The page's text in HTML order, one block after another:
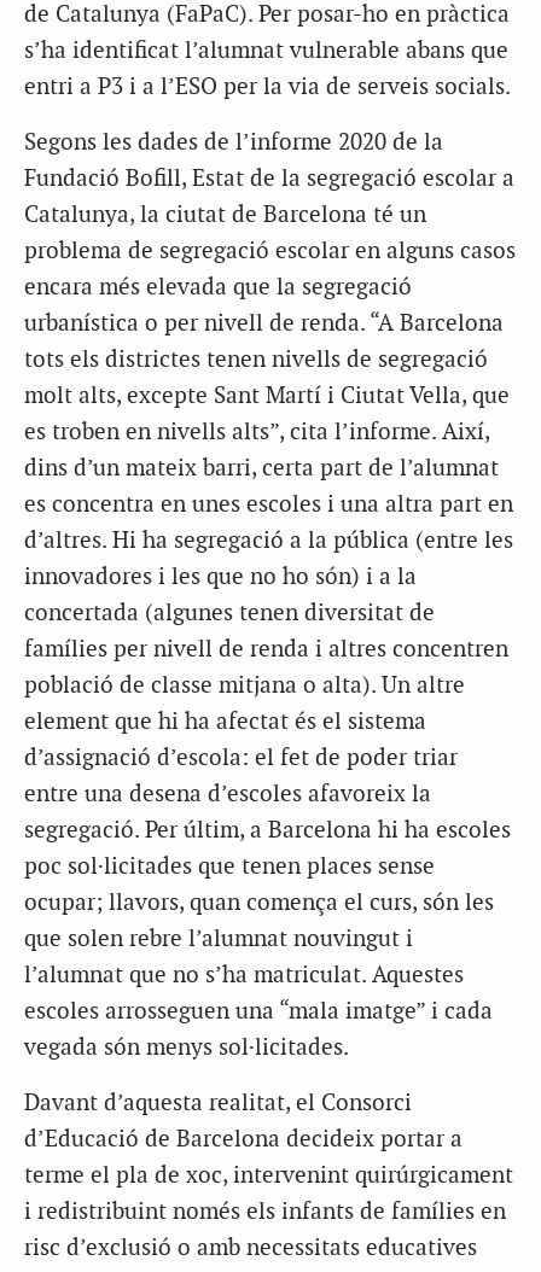
de Catalunya (FaPaC). Per posar-ho en pràctica
s’ha identificat l’alumnat vulnerable abans que
entri a P3 i a l’ESO per la via de serveis socials.
Segons les dades de l’informe 2020 de la
Fundació Bofill, Estat de la segregació escolar a
Catalunya, la ciutat de Barcelona té un
problema de segregació escolar en alguns casos
encara més elevada que la segregació
urbanística o per nivell de renda. “A Barcelona
tots els districtes tenen nivells de segregació
molt alts, excepte Sant Martí i Ciutat Vella, que
es troben en nivells alts”, cita l’informe. Així,
dins d’un mateix barri, certa part de l’alumnat
es concentra en unes escoles i una altra part en
d’altres. Hi ha segregació a la pública (entre les
innovadores i les que no ho són) i a la
concertada (algunes tenen diversitat de
famílies per nivell de renda i altres concentren
població de classe mitjana o alta). Un altre
element que hi ha afectat és el sistema
d’assignació d’escola: el fet de poder triar
entre una desena d’escoles afavoreix la
segregació. Per últim, a Barcelona hi ha escoles
poc sol·licitades que tenen places sense
ocupar; llavors, quan comença el curs, són les
que solen rebre l’alumnat nouvingut i
l’alumnat que no s’ha matriculat. Aquestes
escoles arrosseguen una “mala imatge” i cada
vegada són menys sol·licitades.
Davant d’aquesta realitat, el Consorci
d’Educació de Barcelona decideix portar a
terme el pla de xoc, intervenint quirúrgicament
i redistribuint només els infants de famílies en
risc d’exclusió o amb necessitats educatives